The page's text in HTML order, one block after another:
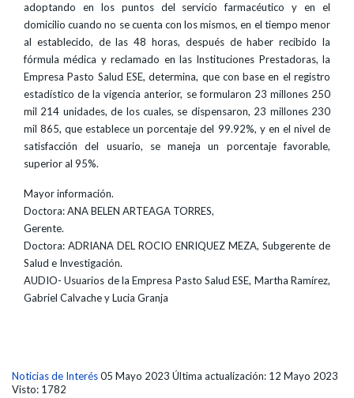
adoptando en los puntos del servicio farmacéutico y en el
domicilio cuando no se cuenta con los mismos, en el tiempo menor
al establecido, de las 48 horas, después de haber recibido la
fórmula médica y reclamado en las Instituciones Prestadoras, la
Empresa Pasto Salud ESE, determina, que con base en el registro
estadístico de la vigencia anterior, se formularon 23 millones 250
mil 214 unidades, de los cuales, se dispensaron, 23 millones 230
mil 865, que establece un porcentaje del 99.92%, y en el nivel de
satisfacción del usuario, se maneja un porcentaje favorable,
superior al 95%.
Mayor información.
Doctora: ANA BELEN ARTEAGA TORRES,
Gerente.
Doctora: ADRIANA DEL ROCIO ENRIQUEZ MEZA, Subgerente de
Salud e Investigación.
AUDIO- Usuarios de la Empresa Pasto Salud ESE, Martha Ramírez,
Gabriel Calvache y Lucia Granja
Noticias de Interés05 Mayo 2023 Última actualización: 12 Mayo 2023
Visto: 1782